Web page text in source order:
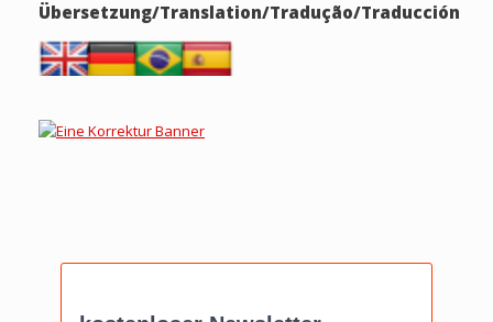
Übersetzung/Translation/Tradução/Traducción